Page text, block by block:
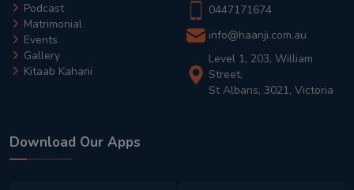
Podcast
Matrimonial
Events
Gallery
Kitaab Kahani
0447171674
info@haanji.com.au
Level 1, 203, William
Street,
St Albans, 3021, Victoria
Download Our Apps